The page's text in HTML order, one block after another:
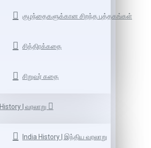
குழந்தைகளுக்கான சிறந்த புத்தகங்கள்
சித்திரக்கதை
சிறுவர் கதை
History | வரலாறு
India History | இந்திய வரலாறு